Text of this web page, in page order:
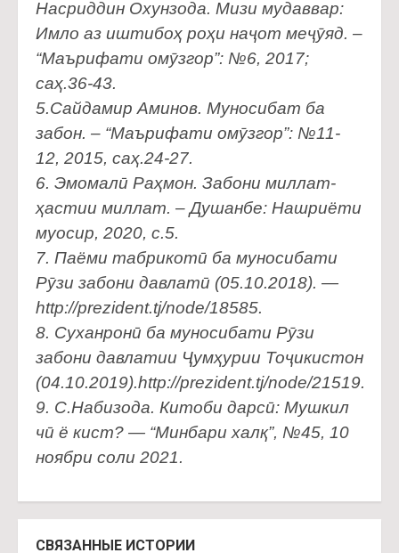
Насриддин Охунзода. Мизи мудаввар:
Имло аз иштибоҳ роҳи наҷот меҷӯяд. –
“Маърифати омӯзгор”: №6, 2017;
саҳ.36-43.
5.Сайдамир Аминов. Муносибат ба
забон. – “Маърифати омӯзгор”: №11-
12, 2015, саҳ.24-27.
6. Эмомалӣ Раҳмон. Забони миллат-
ҳастии миллат. – Душанбе: Нашриёти
муосир, 2020, с.5.
7. Паёми табрикотӣ ба муносибати
Рӯзи забони давлатӣ (05.10.2018). —
http://prezident.tj/node/18585.
8. Суханронӣ ба муносибати Рӯзи
забони давлатии Ҷумҳурии Тоҷикистон
(04.10.2019).http://prezident.tj/node/21519.
9. С.Набизода. Китоби дарсӣ: Мушкил
чӣ ё кист? — “Минбари халқ”, №45, 10
ноябри соли 2021.
СВЯЗАННЫЕ ИСТОРИИ